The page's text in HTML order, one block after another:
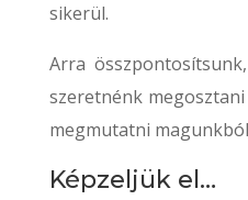
sikerül.
Arra
szeretnénk
megmutatni
Képzeljük el…